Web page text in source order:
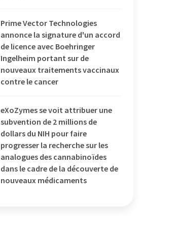
Prime Vector Technologies
annonce la signature d'un accord
de licence avec Boehringer
Ingelheim portant sur de
nouveaux traitements vaccinaux
contre le cancer
eXoZymes se voit attribuer une
subvention de 2 millions de
dollars du NIH pour faire
progresser la recherche sur les
analogues des cannabinoïdes
dans le cadre de la découverte de
nouveaux médicaments